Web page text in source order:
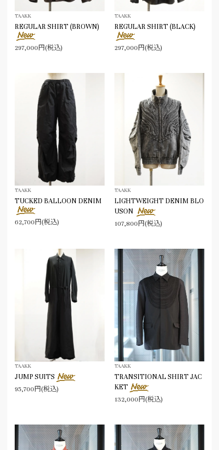
TAAKK
REGULAR SHIRT (BROWN)
297,000円(税込)
TAAKK
REGULAR SHIRT (BLACK)
297,000円(税込)
TAAKK
TUCKED BALLOON DENIM
62,700円(税込)
TAAKK
LIGHTWEIGHT DENIM BLO
USON
107,800円(税込)
TAAKK
JUMP SUITS
95,700円(税込)
TAAKK
TRANSITIONAL SHIRT JAC
KET
132,000円(税込)